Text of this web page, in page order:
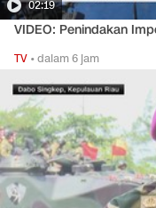
02:19
VIDEO: Penindakan
TV •dalam 6 jam